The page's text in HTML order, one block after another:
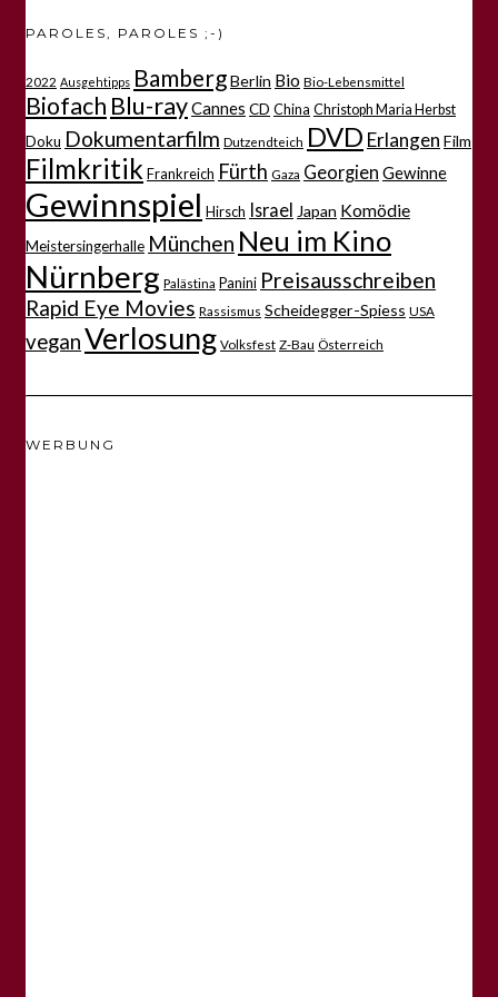
PAROLES, PAROLES ;-)
2022 Ausgehtipps BambergBerlin Bio Bio-Lebensmittel
Biofach Blu-rayCannes CD China Christoph Maria Herbst
Doku Dokumentarfilm Dutzendteich DVD Erlangen Film
Filmkritik Frankreich Fürth Gaza Georgien Gewinne
Gewinnspiel Hirsch Israel Japan Komödie
Meistersingerhalle München Neu im Kino
Nürnberg Palästina Panini Preisausschreiben
Rapid Eye Movies Rassismus Scheidegger-Spiess USA
veganVerlosung Volksfest Z-Bau Österreich
WERBUNG